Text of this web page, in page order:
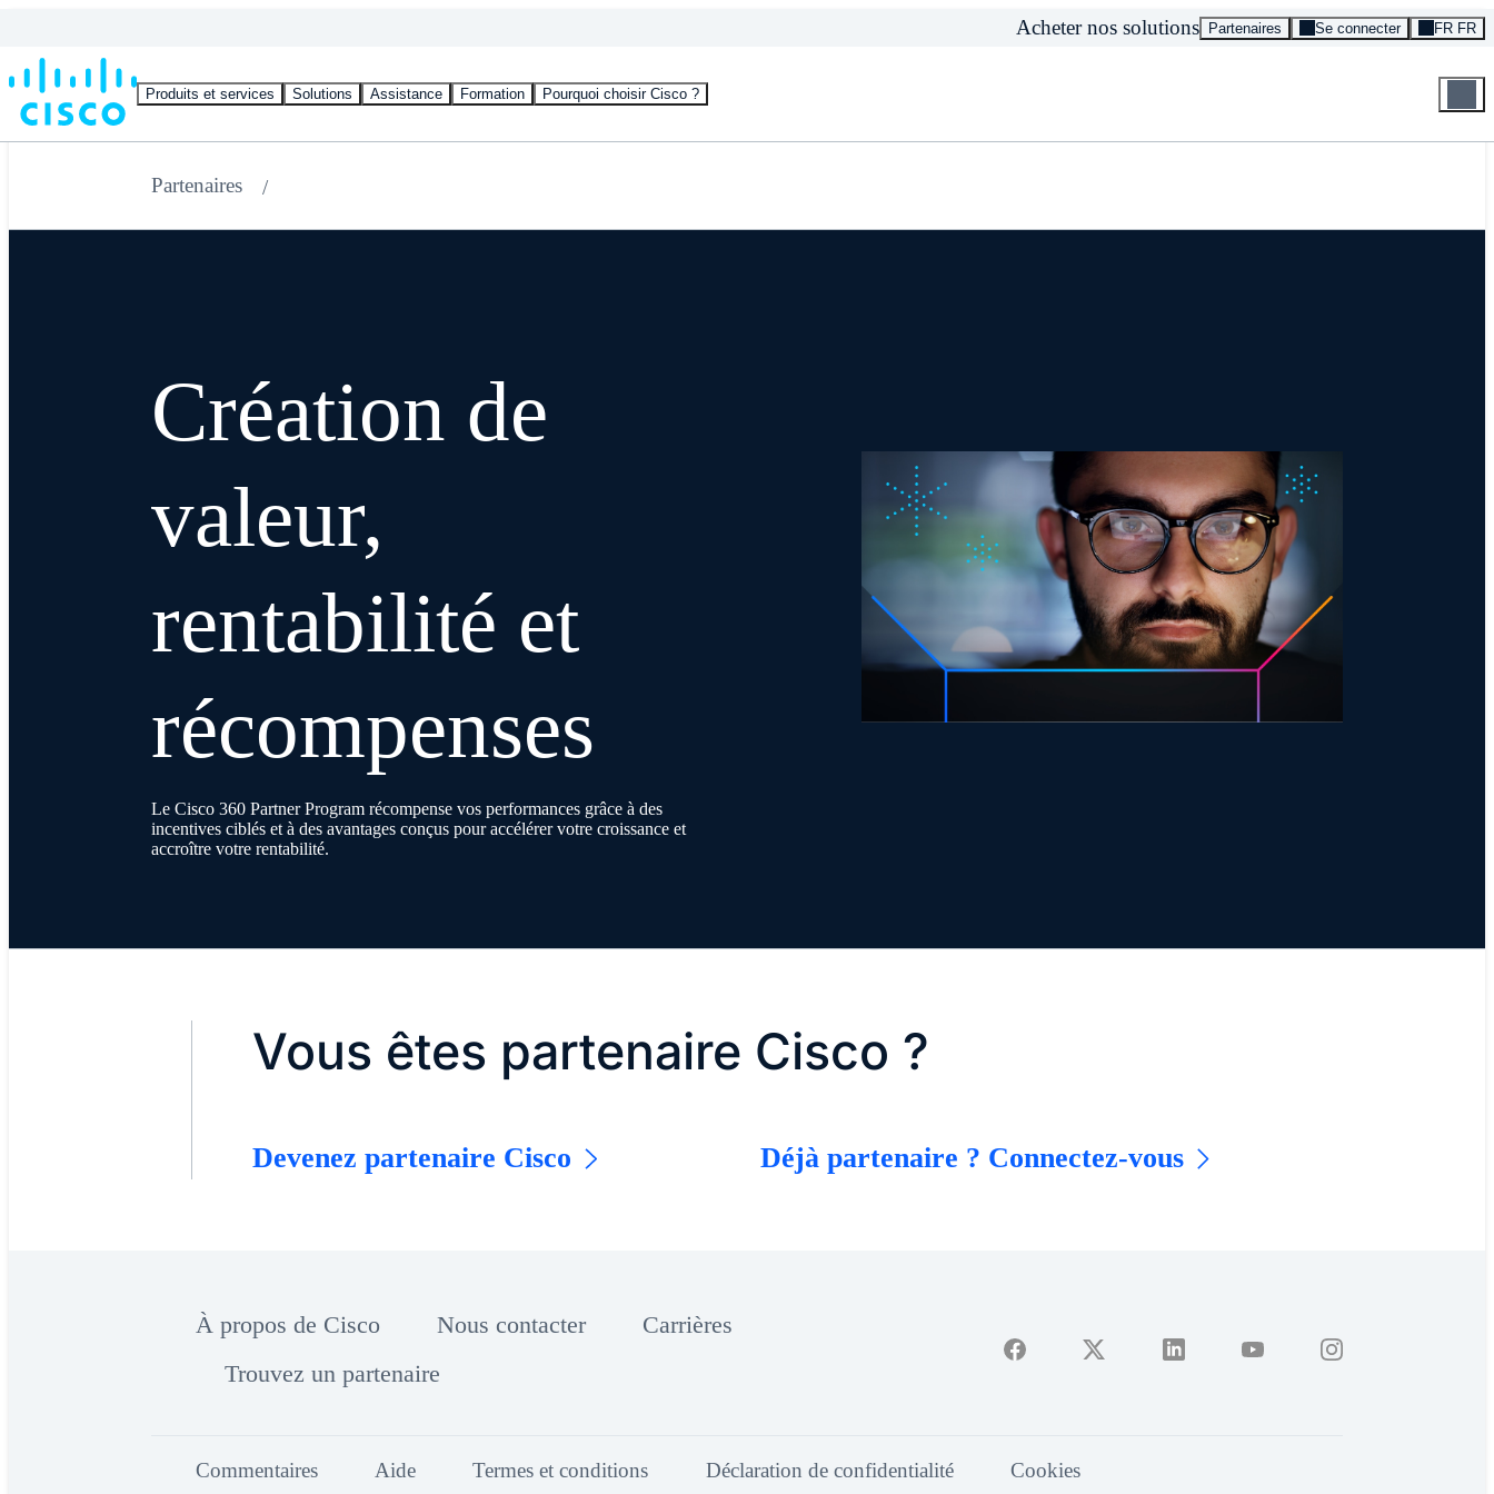
Produits et services Solutions Assistance Formation Pourquoi choisir Cisco ?
Acheter nos solutions Partenaires Se connecter FR FR
Partenaires
Création de
valeur,
rentabilité et
récompenses
Le Cisco 360 Partner Program récompense vos performances grâce à des
incentives ciblés et à des avantages conçus pour accélérer votre croissance et
accroître votre rentabilité.
Vous êtes partenaire Cisco ?
Devenez partenaire Cisco Déjà partenaire ? Connectez-vous
À propos de Cisco Nous contacter
Carrières
Trouvez un partenaire
Commentaires Aide Termes et conditions Déclaration de confidentialité Cookies